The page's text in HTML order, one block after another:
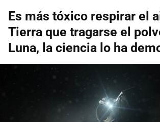
Es más tóxico respirar el
Tierra que tragarse el
Luna, la ciencia lo ha